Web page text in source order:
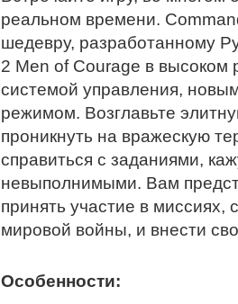
реальном времени.
шедевру, разработанному
2 Men of Courage в
системой управления,
режимом. Возглавьте
проникнуть на вражескую
справиться с заданиями,
невыполнимыми. Вам
принять участие в миссиях,
мировой войны, и внести
Особенности: